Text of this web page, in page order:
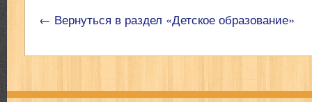
← Вернуться в раздел «Детское образование»